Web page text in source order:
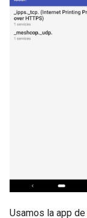
Usamos la app de